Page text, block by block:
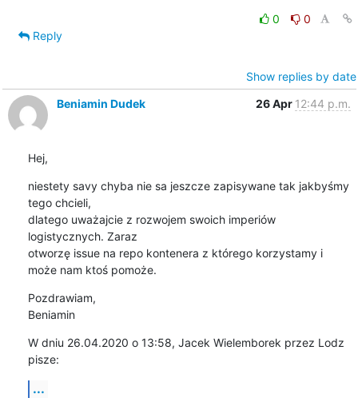
0
0
Reply
Show replies by date
Beniamin Dudek
26 Apr 12:44 p.m.
Hej,
niestety savy chyba nie sa jeszcze zapisywane tak jakbyśmy
tego chcieli,
dlatego uważajcie z rozwojem swoich imperiów
logistycznych. Zaraz
otworzę issue na repo kontenera z którego korzystamy i
może nam ktoś pomoże.
Pozdrawiam,
Beniamin
W dniu 26.04.2020 o 13:58, Jacek Wielemborek przez Lodz
pisze:
...